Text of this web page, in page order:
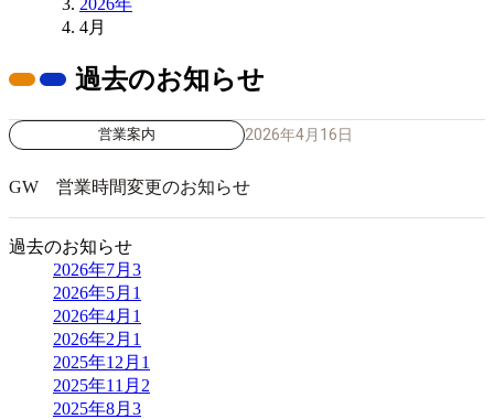
2026年
4月
過去のお知らせ
営業案内 2026年4月16日
GW 営業時間変更のお知らせ
過去のお知らせ
2026年7月 3
2026年5月 1
2026年4月 1
2026年2月 1
2025年12月 1
2025年11月 2
2025年8月 3